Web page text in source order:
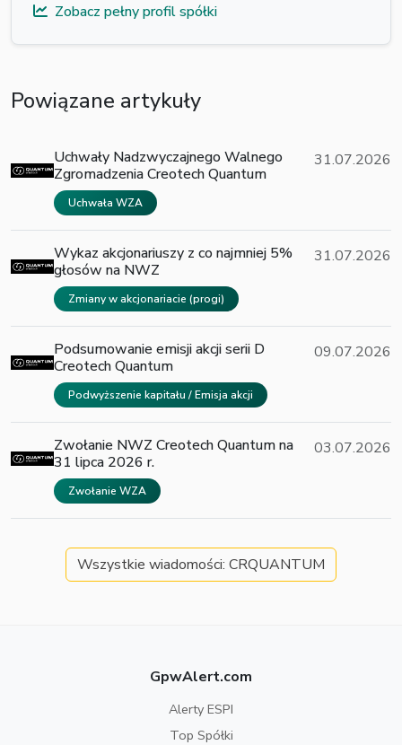
Zobacz pełny profil spółki
Powiązane artykuły
Uchwały Nadzwyczajnego Walnego
Zgromadzenia Creotech Quantum
Uchwała WZA
31.07.2026
Wykaz akcjonariuszy z co najmniej 5%
głosów na NWZ
Zmiany w akcjonariacie (progi)
31.07.2026
Podsumowanie emisji akcji serii D
Creotech Quantum
Podwyższenie kapitału / Emisja akcji
09.07.2026
Zwołanie NWZ Creotech Quantum na
31 lipca 2026 r.
Zwołanie WZA
03.07.2026
Wszystkie wiadomości: CRQUANTUM
GpwAlert.com
Alerty ESPI
Top Spółki